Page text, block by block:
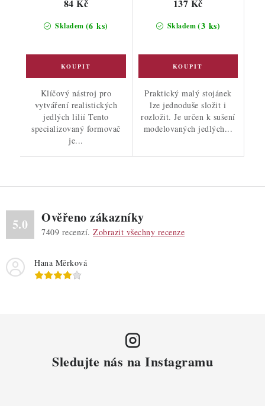
Skladem (6 ks)
84 Kč
Klíčový nástroj pro
vytváření realistických
jedlých lilií Tento
specializovaný formovač
je...
Skladem(3 ks)
137 Kč
Praktický malý stojánek
lze jednoduše složit i
rozložit. Je určen k sušení
modelovaných jedlých...
5.0 Ověřeno zákazníky
7409 recenzí. Zobrazit všechny recenze
Hana Měrková
Sledujte nás na Instagramu